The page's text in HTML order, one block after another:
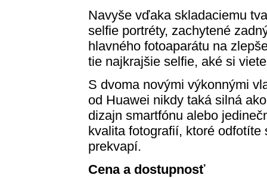
Navyše vďaka skladaciemu
selfie portréty, zachytené
hlavného fotoaparátu na
tie najkrajšie selfie, aké si
S dvoma novými výkonnými
od Huawei nikdy taká silná
dizajn smartfónu alebo
kvalita fotografií, ktoré
prekvapí.
Cena a dostupnosť